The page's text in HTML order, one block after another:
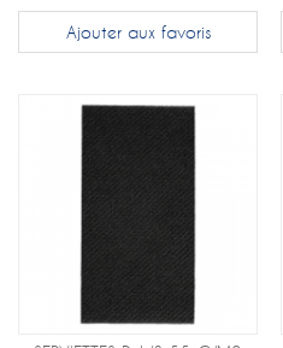
Ajouter aux favoris